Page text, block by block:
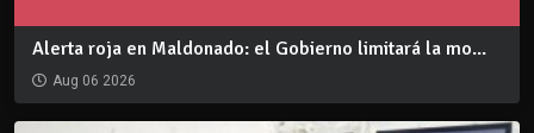
Alerta roja en Maldonado: el Gobierno limitará la mo...
Aug 06 2026